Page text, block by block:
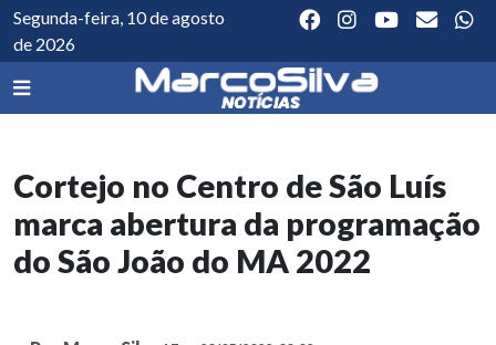
Segunda-feira, 10 de agosto
de 2026
Cortejo no Centro de São Luís
marca abertura da programação
do São João do MA 2022